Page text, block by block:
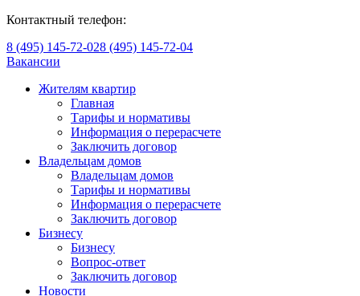
Контактный телефон:
8 (495) 145-72-028 (495) 145-72-04
Вакансии
Жителям квартир
Главная
Тарифы и нормативы
Информация о перерасчете
Заключить договор
Владельцам домов
Владельцам домов
Тарифы и нормативы
Информация о перерасчете
Заключить договор
Бизнесу
Бизнесу
Вопрос-ответ
Заключить договор
Новости